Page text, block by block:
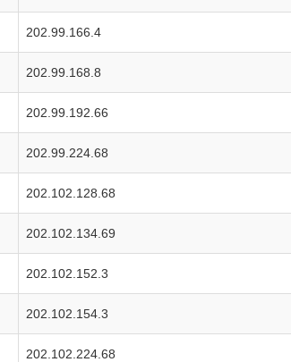
202.99.166.4
202.99.168.8
202.99.192.66
202.99.224.68
202.102.128.68
202.102.134.69
202.102.152.3
202.102.154.3
202.102.224.68